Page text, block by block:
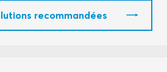
recommandées